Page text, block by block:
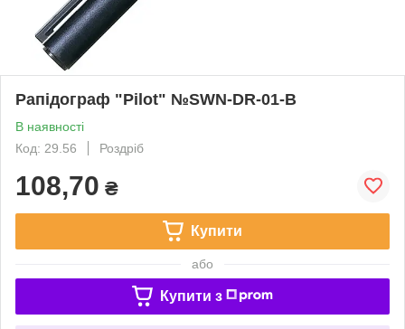
Рапідограф "Pilot" №SWN-DR-01-B
В наявності
Код: 29.56
Роздріб
108,70 ₴
Купити
або
Купити з